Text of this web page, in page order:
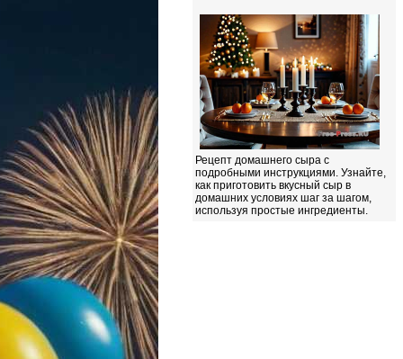
Рецепт домашнего сыра с
подробными инструкциями. Узнайте,
как приготовить вкусный сыр в
домашних условиях шаг за шагом,
используя простые ингредиенты.